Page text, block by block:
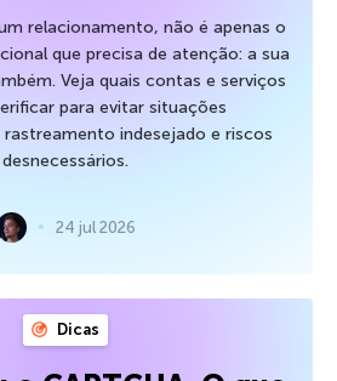
relacionamento, não é apenas o
que precisa de atenção: a sua
Veja quais contas e serviços
para evitar situações
indesejado e riscos
desnecessários.
24 jul 2026
Dicas